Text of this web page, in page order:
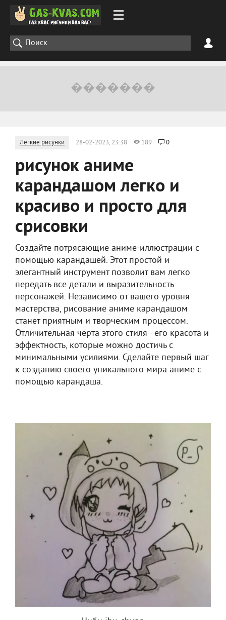
Легкие рисунки 28-02-2023, 23:38 189 0
рисунок аниме
карандашом легко и
красиво и просто для
срисовки
Создайте потрясающие аниме-иллюстрации с
помощью карандашей. Этот простой и
элегантный инструмент позволит вам легко
передать все детали и выразительность
персонажей. Независимо от вашего уровня
мастерства, рисование аниме карандашом
станет приятным и творческим процессом.
Отличительная черта этого стиля - его красота и
эффектность, которые можно достичь с
минимальными усилиями. Сделайте первый шаг
к созданию своего уникального мира аниме с
помощью карандаша.